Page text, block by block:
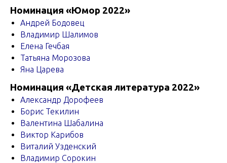
Номинация «Юмор 2022»
Андрей Бодовец
Владимир Шалимов
Елена Гечбая
Татьяна Морозова
Яна Царева
Номинация «Детская литература 2022»
Александр Дорофеев
Борис Текилин
Валентина Шабалина
Виктор Карибов
Виталий Узденский
Владимир Сорокин